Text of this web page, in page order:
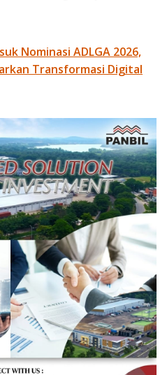
Nominasi ADLGA 2026,
Transformasi Digital